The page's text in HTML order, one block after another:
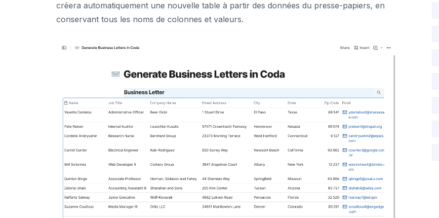
créera automatiquement une nouvelle table à partir des données du presse-papiers, en
conservant tous les noms de colonnes et valeurs.